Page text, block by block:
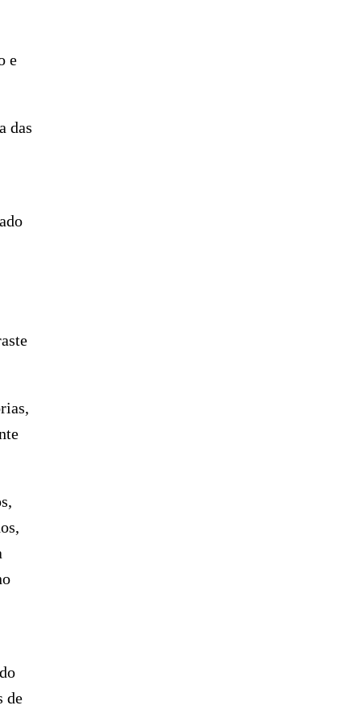
e
das
de